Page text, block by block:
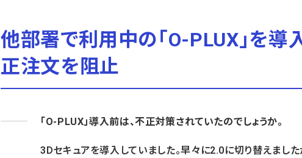
他部署で利用中の「O-PLUX」を導
正注文を阻止
「O-PLUX」導入前は、不正対策されていたのでしょうか。
3Dセキュアを導入していました。早々に2.0に切り替えまし